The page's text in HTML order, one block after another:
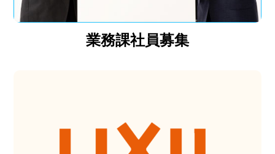
業務課社員募集